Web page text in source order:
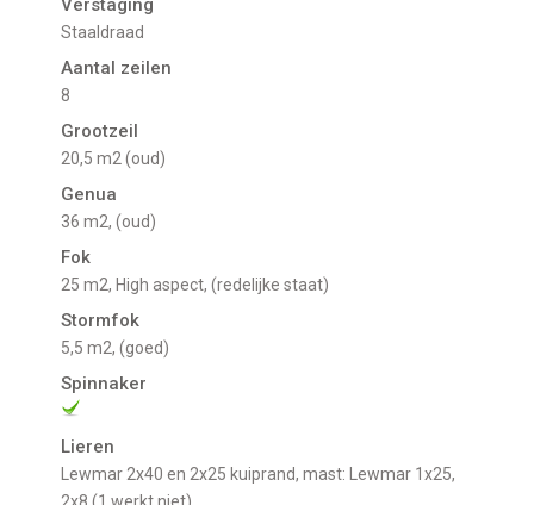
Verstaging
Staaldraad
Aantal zeilen
8
Grootzeil
20,5 m2 (oud)
Genua
36 m2, (oud)
Fok
25 m2, High aspect, (redelijke staat)
Stormfok
5,5 m2, (goed)
Spinnaker
Lieren
Lewmar 2x40 en 2x25 kuiprand, mast: Lewmar 1x25,